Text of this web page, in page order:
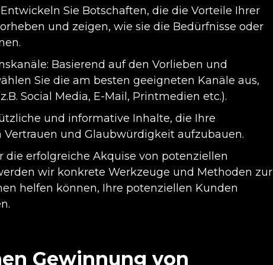
Sie Botschaften, die die Vorteile Ihrer
und zeigen, wie sie die Bedürfnisse oder
Basierend auf den Vorlieben und
Sie die am besten geeigneten Kanäle aus,
Social Media, E-Mail, Printmedien etc.).
und informative Inhalte, die Ihre
und Glaubwürdigkeit aufzubauen.
die erfolgreiche Akquise von potenziellen
wir konkrete Werkzeuge und Methoden zur
helfen können, Ihre potenziellen Kunden
Gewinnung von